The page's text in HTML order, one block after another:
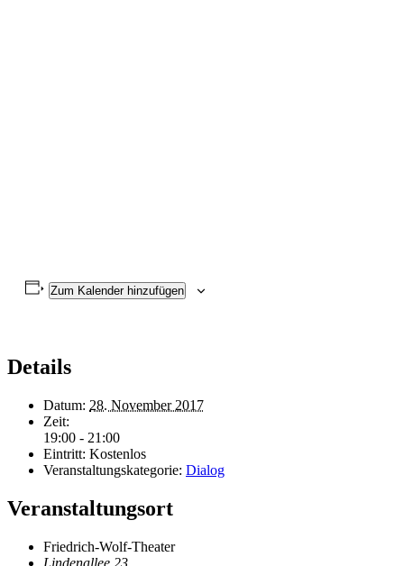
Zum Kalender hinzufügen
Details
Datum: 28. November 2017
Zeit:
19:00 - 21:00
Eintritt: Kostenlos
Veranstaltungskategorie: Dialog
Veranstaltungsort
Friedrich-Wolf-Theater